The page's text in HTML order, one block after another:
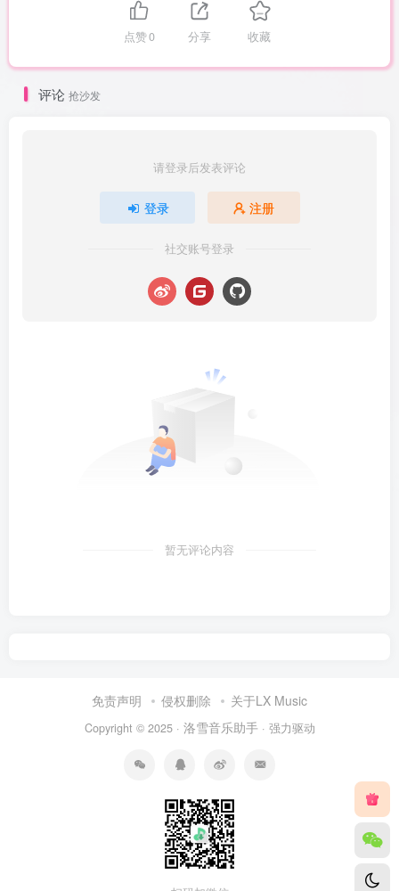
点赞0 分享 收藏
评论 抢沙发
请登录后发表评论
登录 注册
社交账号登录
暂无评论内容
免责声明 侵权删除 关于LX Music
Copyright © 2025 · 洛雪音乐助手· 强力驱动